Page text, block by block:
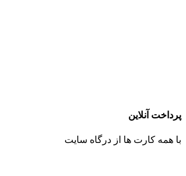
پرداخت آنلاین
با همه کارت ها از درگاه سایت